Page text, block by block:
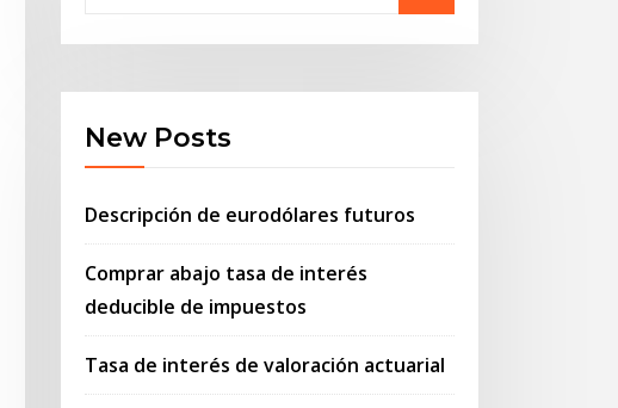
New Posts
Descripción de eurodólares futuros
Comprar abajo tasa de interés
deducible de impuestos
Tasa de interés de valoración actuarial